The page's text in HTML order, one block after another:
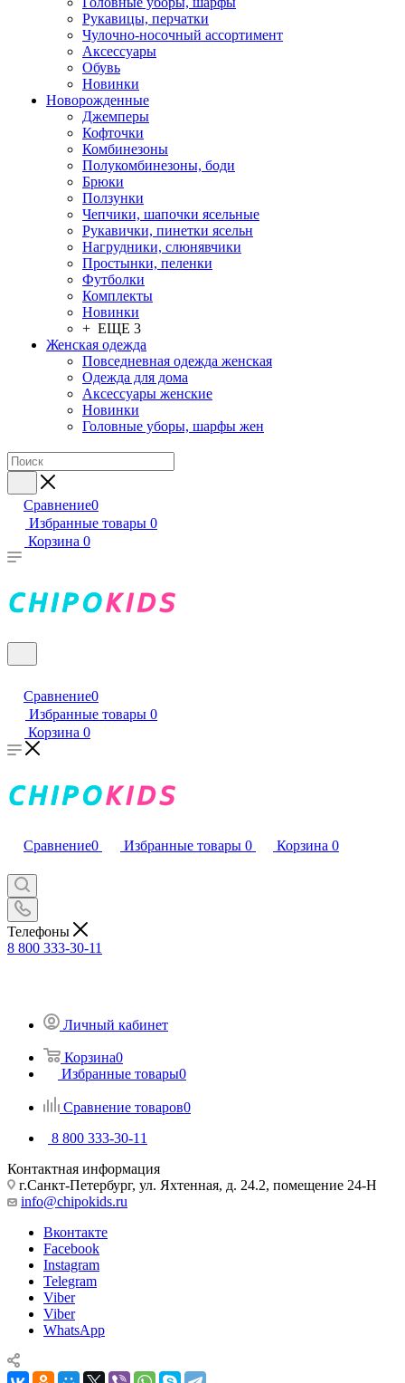
Рукавицы, перчатки
Чулочно-носочный ассортимент
Аксессуары
Обувь
Новинки
Новорожденные
Джемперы
Кофточки
Комбинезоны
Полукомбинезоны, боди
Брюки
Ползунки
Чепчики, шапочки ясельные
Рукавички, пинетки ясельн
Нагрудники, слюнявчики
Простынки, пеленки
Футболки
Комплекты
Новинки
+ ЕЩЕ 3
Женская одежда
Повседневная одежда женская
Одежда для дома
Аксессуары женские
Новинки
Головные уборы, шарфы жен
Сравнение0
Избранные товары 0
Корзина 0
Сравнение0
Избранные товары 0
Корзина 0
Сравнение0 Избранные товары 0 Корзина 0
Телефоны
8 800 333-30-11
Личный кабинет
Корзина0
Избранные товары0
Сравнение товаров0
8 800 333-30-11
Контактная информация
г.Санкт-Петербург, ул. Яхтенная, д. 24.2, помещение 24-Н
info@chipokids.ru
Вконтакте
Facebook
Instagram
Telegram
Viber
Viber
WhatsApp